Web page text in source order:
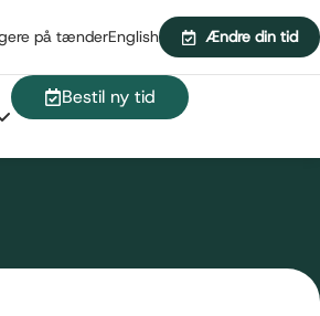
på tænderEnglish Ændre din tid
Bestil ny tid